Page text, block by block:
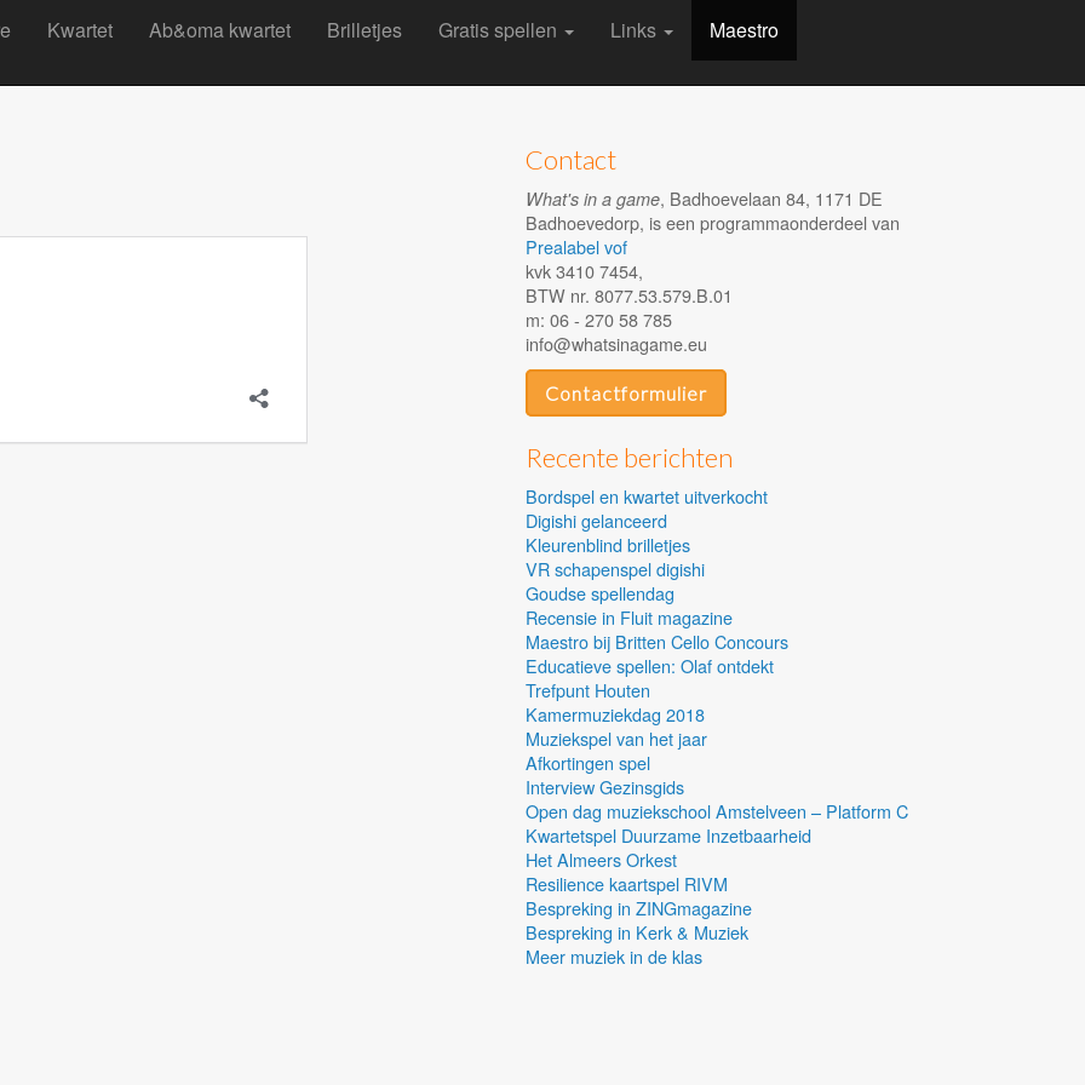
Kwartet Ab&oma kwartet Brilletjes Gratis spellen Links Maestro
Contact
What's in a game, Badhoevelaan 84, 1171 DE
Badhoevedorp, is een programmaonderdeel van
Prealabel vof
kvk 3410 7454,
BTW nr. 8077.53.579.B.01
m: 06 - 270 58 785
info@whatsinagame.eu
Contactformulier
Recente berichten
Bordspel en kwartet uitverkocht
Digishi gelanceerd
Kleurenblind brilletjes
VR schapenspel digishi
Goudse spellendag
Recensie in Fluit magazine
Maestro bij Britten Cello Concours
Educatieve spellen: Olaf ontdekt
Trefpunt Houten
Kamermuziekdag 2018
Muziekspel van het jaar
Afkortingen spel
Interview Gezinsgids
Open dag muziekschool Amstelveen – Platform C
Kwartetspel Duurzame Inzetbaarheid
Het Almeers Orkest
Resilience kaartspel RIVM
Bespreking in ZINGmagazine
Bespreking in Kerk & Muziek
Meer muziek in de klas